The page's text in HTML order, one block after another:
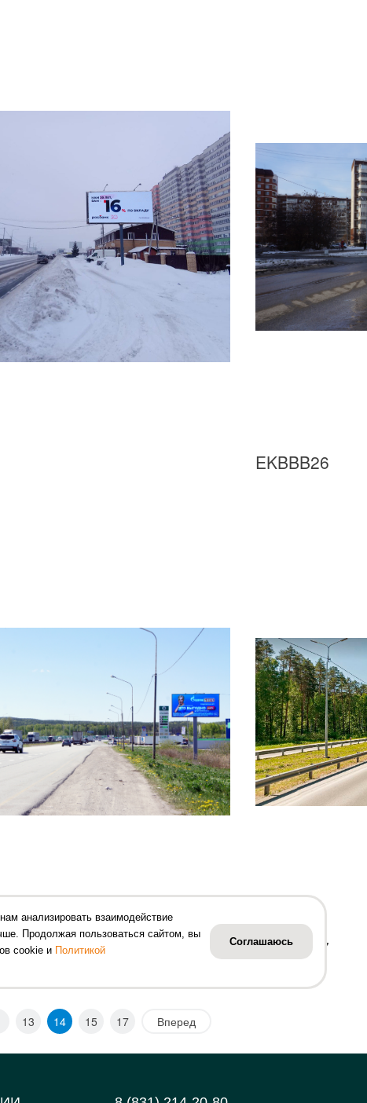
EKBBB26
EKBBB37
13 14 15 17 Вперед
анализировать взаимодействие
Продолжая пользоваться сайтом, вы
cookie и Политикой
Соглашаюсь